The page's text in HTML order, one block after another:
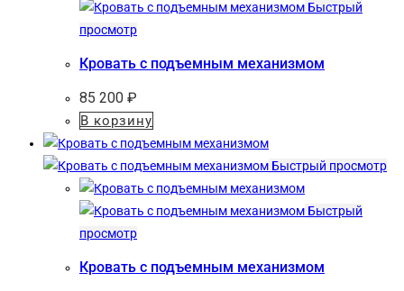
Быстрый
просмотр
Кровать с подъемным механизмом
85 200 ₽
В корзину
Быстрый просмотр
Быстрый
просмотр
Кровать с подъемным механизмом